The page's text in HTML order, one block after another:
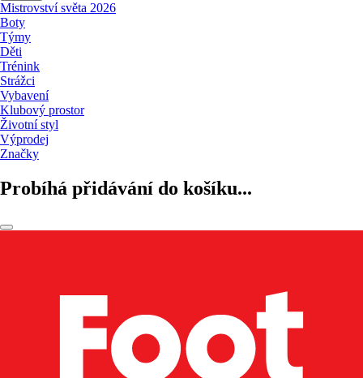
Mistrovství světa 2026
Boty
Týmy
Děti
Trénink
Strážci
Vybavení
Klubový prostor
Životní styl
Výprodej
Značky
Probíhá přidávání do košíku...